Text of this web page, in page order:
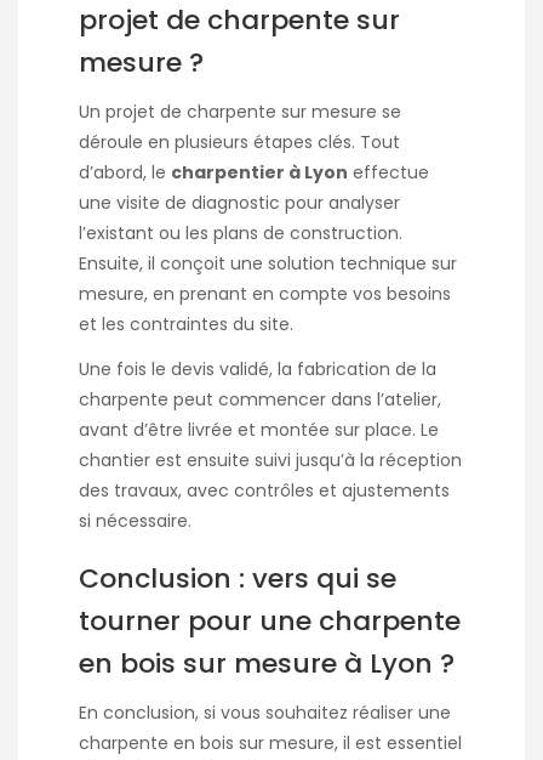
projet de charpente sur
mesure ?
Un projet de charpente sur mesure se
déroule en plusieurs étapes clés. Tout
d’abord, le charpentier à Lyon effectue
une visite de diagnostic pour analyser
l’existant ou les plans de construction.
Ensuite, il conçoit une solution technique sur
mesure, en prenant en compte vos besoins
et les contraintes du site.
Une fois le devis validé, la fabrication de la
charpente peut commencer dans l’atelier,
avant d’être livrée et montée sur place. Le
chantier est ensuite suivi jusqu’à la réception
des travaux, avec contrôles et ajustements
si nécessaire.
Conclusion : vers qui se
tourner pour une charpente
en bois sur mesure à Lyon ?
En conclusion, si vous souhaitez réaliser une
charpente en bois sur mesure, il est essentiel